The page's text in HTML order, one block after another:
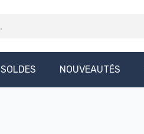
SOLDES NOUVEAUTÉS